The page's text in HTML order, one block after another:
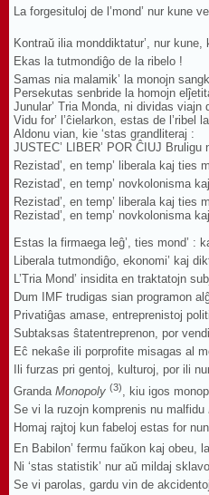
La forgesituloj de l’mond’ nur kune
Kontraŭ ilia monddiktatur’, nur kune,
Ekas la tutmondiĝo de la ribelo !
Samas nia malamik’ la monojn
Persekutas senbride la homojn
Junular’ Tria Monda, ni dividas viajn
Vidu for’ l’ĉielarkon, estas de l’ribel
Aldonu vian, kie ‘stas grandliteraj :
JUSTEC’ LIBER’ POR ĈIUJ Bruligu
Rezistad’, en temp’ liberala kaj ties
Rezistad’, en temp’ novkolonisma
Rezistad’, en temp’ liberala kaj ties
Rezistad’, en temp’ novkolonisma
Estas la firmaega leĝ’, ties mond’ :
Liberala tutmondiĝo, ekonomi’ kaj
L’Tria Mond’ insidita en traktatojn
Dum IMF trudigas sian programon
Privatiĝas amase, entreprenistoj
Subtaksas ŝtatentreprenon, por
Eĉ nekaŝe ili porprofite misagas al
Ili furzas pri gentoj, kulturoj, por ili
Granda Monopoly (3)
, kiu igos
Se vi la ruzojn komprenis nu malfidu
Homaj rajtoj kun fabeloj estas for nun
En Babilon’ fermu faŭkon kaj obeu,
Ni ‘stas statistik’ nur aŭ mildaj
Se vi parolas, gardu vin de akcidentoj